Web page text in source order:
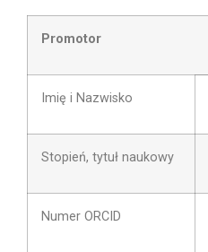
Promotor
Imię i Nazwisko
Stopień, tytuł naukowy
Numer ORCID